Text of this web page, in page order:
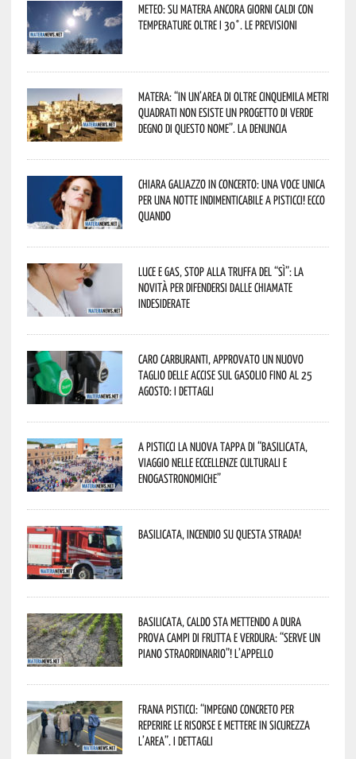
Meteo: su Matera ancora giorni caldi con
temperature oltre i 30°. Le previsioni
Matera: “In un’area di oltre cinquemila metri
quadrati non esiste un progetto di verde
degno di questo nome”. La denuncia
Chiara Galiazzo in concerto: una voce unica
per una notte indimenticabile a Pisticci! Ecco
quando
Luce e gas, stop alla truffa del “Sì”: la
novità per difendersi dalle chiamate
indesiderate
Caro carburanti, approvato un nuovo
taglio delle accise sul gasolio fino al 25
agosto: i dettagli
A Pisticci la nuova tappa di “Basilicata,
viaggio nelle eccellenze culturali e
enogastronomiche”
Basilicata, incendio su questa strada!
Basilicata, caldo sta mettendo a dura
prova campi di frutta e verdura: “Serve un
piano straordinario”! L’appello
Frana Pisticci: “Impegno concreto per
reperire le risorse e mettere in sicurezza
l’area”. I dettagli